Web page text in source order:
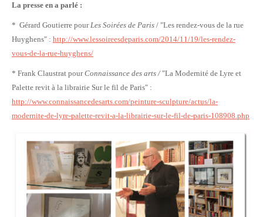
La presse en a parlé :
* Gérard Goutierre pourLes Soirées de Paris / "Les rendez-vous de la rue
Huyghens" : http://www.lessoireesdeparis.com/2014/11/19/les-rendez-
vous-de-la-rue-huyghens/
* Frank Claustrat pourConnaissance des arts /"La Modernité de Lyre et
Palette revit à la librairie Sur le fil de Paris" :
http://www.connaissancedesarts.com/peinture-sculpture/actus/la-
modernite-de-lyre-palette-revit-a-la-librairie-sur-le-fil-de-paris-108908.php